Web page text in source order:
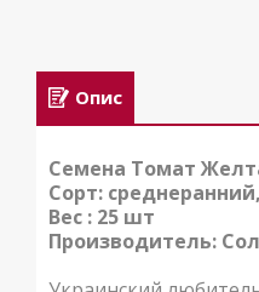
Опис
Семена Томат
Сорт:
Вес : 25 шт
Производитель: